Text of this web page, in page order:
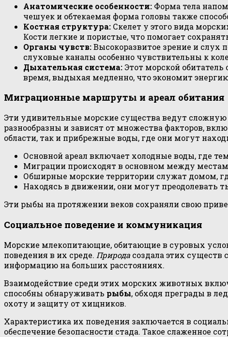
Анатомические особенности: Форма тела
чешуек и обтекаемая форма головы также
Костная структура: Скелет у этого вида
Кости легкие и пористые, что помогает
Органы чувств:Высокоразвитое зрение и слух
слуховые каналы особенно чувствительны к
Дыхательная система: Этот морской
время, выдыхая медленно, что экономит
Миграционные маршруты и ареал обитания
Эти удивительные морские существа ведут
разнообразны и зависят от множества факторов,
области, так и прибрежные воды, где они могут
Основной ареал включает холодные воды, где
Миграции происходят в основном между
Обширные морские территории служат домом,
Находясь в движении, они могут преодолевать
Эти рыбы на протяжении веков сохраняли свою
Социальное поведение и коммуникация
Морские млекопитающие, обитающие в суровых
поведения в их среде. Природа создала этих
информацию на больших расстояниях.
Взаимодействие среди этих морских животных
способны обнаруживать рыбы, обходя преграды в
охоту и защиту от хищников.
Характеристика их поведения заключается в
обеспечение безопасности стада. Такое слаженное